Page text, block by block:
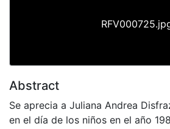
Abstract
Se aprecia a Juliana Andrea
en el día de los niños en el año